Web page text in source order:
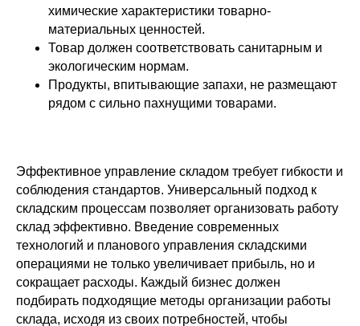
химические характеристики товарно-
материальных ценностей.
Товар должен соответствовать санитарным и
экологическим нормам.
Продукты, впитывающие запахи, не размещают
рядом с сильно пахнущими товарами.
Эффективное управление складом требует гибкости и
соблюдения стандартов. Универсальный подход к
складским процессам позволяет организовать работу
склад эффективно. Введение современных
технологий и планового управления складскими
операциями не только увеличивает прибыль, но и
сокращает расходы. Каждый бизнес должен
подбирать подходящие методы организации работы
склада, исходя из своих потребностей, чтобы